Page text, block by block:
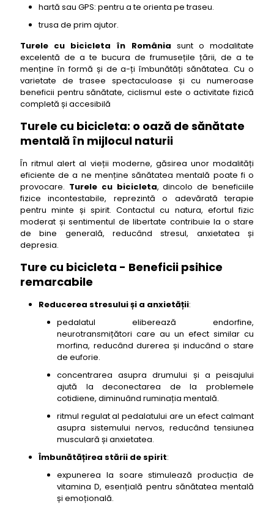
hartă sau GPS: pentru a te orienta pe traseu.
trusa de prim ajutor.
Turele cu bicicleta în România sunt o modalitate
excelentă de a te bucura de frumusețile țării, de a te
menține în formă și de a-ți îmbunătăți sănătatea. Cu o
varietate de trasee spectaculoase și cu numeroase
beneficii pentru sănătate, ciclismul este o activitate fizică
completă și accesibilă
Turele cu bicicleta: o oază de sănătate
mentală în mijlocul naturii
În ritmul alert al vieții moderne, găsirea unor modalități
eficiente de a ne menține sănătatea mentală poate fi o
provocare. Turele cu bicicleta, dincolo de beneficiile
fizice incontestabile, reprezintă o adevărată terapie
pentru minte și spirit. Contactul cu natura, efortul fizic
moderat și sentimentul de libertate contribuie la o stare
de bine generală, reducând stresul, anxietatea și
depresia.
Ture cu bicicleta - Beneficii psihice
remarcabile
Reducerea stresului și a anxietății:
pedalatul eliberează endorfine,
neurotransmițători care au un efect similar cu
morfina, reducând durerea și inducând o stare
de euforie.
concentrarea asupra drumului și a peisajului
ajută la deconectarea de la problemele
cotidiene, diminuând ruminația mentală.
ritmul regulat al pedalatului are un efect calmant
asupra sistemului nervos, reducând tensiunea
musculară și anxietatea.
Îmbunătățirea stării de spirit:
expunerea la soare stimulează producția de
vitamina D, esențială pentru sănătatea mentală
și emoțională.